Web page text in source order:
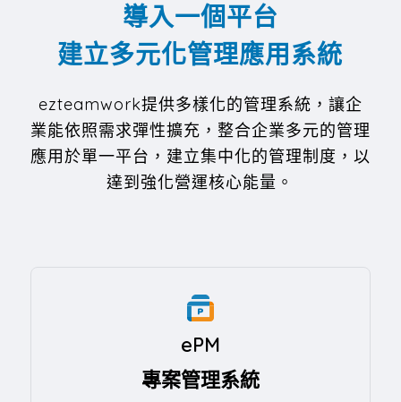
導入一個平台
建立多元化管理應用系統
ezteamwork提供多樣化的管理系統，讓企
業能依照需求彈性擴充，整合企業多元的管理
應用於單一平台，建立集中化的管理制度，以
達到強化營運核心能量。
ePM
專案管理系統